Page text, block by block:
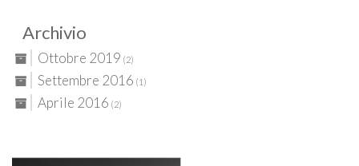
Archivio
Ottobre 2019 (2)
Settembre 2016 (1)
Aprile 2016 (2)